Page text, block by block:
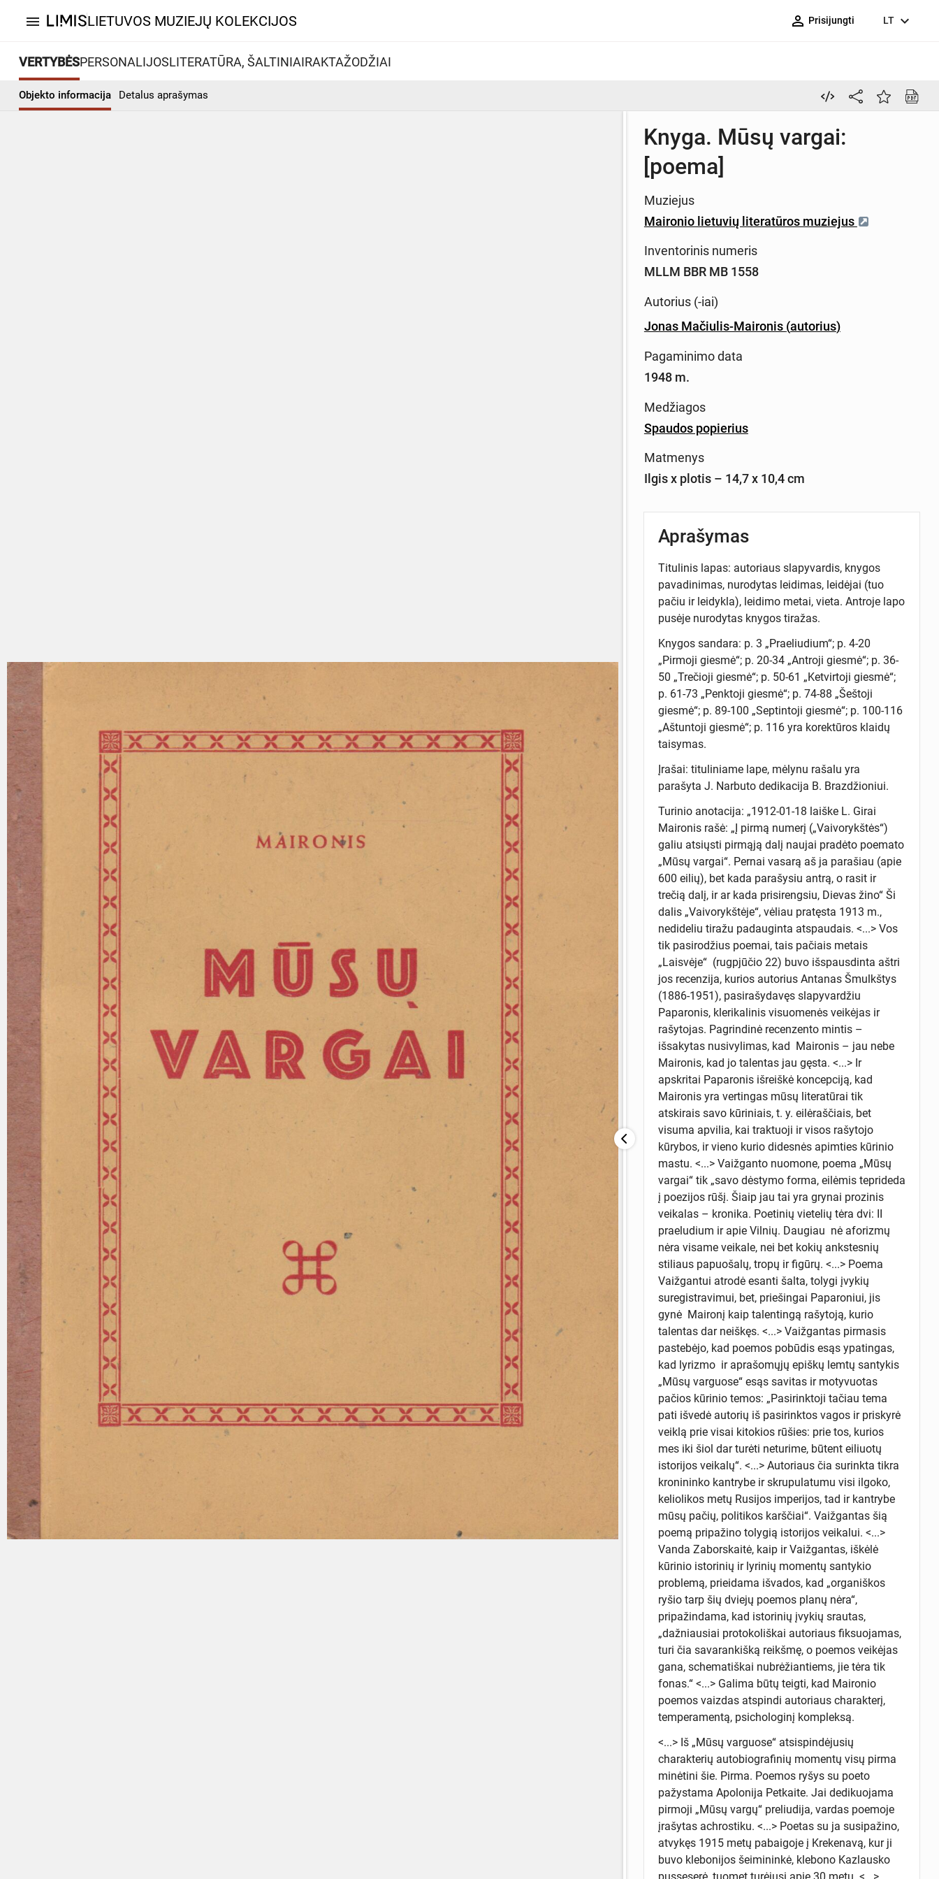
menu LIETUVOS MUZIEJŲ KOLEKCIJOS person_outline Prisijungti LT expand_more
VERTYBĖSPERSONALIJOSLITERATŪRA, ŠALTINIAIRAKTAŽODŽIAI
Objekto informacija Detalus aprašymas
Knyga. Mūsų vargai:
[poema]
Muziejus
Maironio lietuvių literatūros muziejus
Inventorinis numeris
MLLM BBR MB 1558
Autorius (-iai)
Jonas Mačiulis-Maironis (autorius)
Pagaminimo data
1948 m.
Medžiagos
Spaudos popierius
Matmenys
Ilgis x plotis – 14,7 x 10,4 cm
Aprašymas
Titulinis lapas: autoriaus slapyvardis, knygos
pavadinimas, nurodytas leidimas, leidėjai (tuo
pačiu ir leidykla), leidimo metai, vieta. Antroje lapo
pusėje nurodytas knygos tiražas.
Knygos sandara: p. 3 „Praeliudium“; p. 4-20
„Pirmoji giesmė“; p. 20-34 „Antroji giesmė“; p. 36-
50 „Trečioji giesmė“; p. 50-61 „Ketvirtoji giesmė“;
p. 61-73 „Penktoji giesmė“; p. 74-88 „Šeštoji
giesmė“; p. 89-100 „Septintoji giesmė“; p. 100-116
„Aštuntoji giesmė“; p. 116 yra korektūros klaidų
taisymas.
Įrašai: tituliniame lape, mėlynu rašalu yra
parašyta J. Narbuto dedikacija B. Brazdžioniui.
Turinio anotacija: „1912-01-18 laiške L. Girai
Maironis rašė: „Į pirmą numerį („Vaivorykštės“)
galiu atsiųsti pirmąją dalį naujai pradėto poemato
„Mūsų vargai“. Pernai vasarą aš ja parašiau (apie
600 eilių), bet kada parašysiu antrą, o rasit ir
trečią dalį, ir ar kada prisirengsiu, Dievas žino“ Ši
dalis „Vaivorykštėje“, vėliau pratęsta 1913 m.,
nedideliu tiražu padauginta atspaudais. <...> Vos
tik pasirodžius poemai, tais pačiais metais
„Laisvėje“ (rugpjūčio 22) buvo išspausdinta aštri
jos recenzija, kurios autorius Antanas Šmulkštys
(1886-1951), pasirašydavęs slapyvardžiu
Paparonis, klerikalinis visuomenės veikėjas ir
rašytojas. Pagrindinė recenzento mintis –
išsakytas nusivylimas, kad Maironis – jau nebe
Maironis, kad jo talentas jau gęsta. <...> Ir
apskritai Paparonis išreiškė koncepciją, kad
Maironis yra vertingas mūsų literatūrai tik
atskirais savo kūriniais, t. y. eilėraščiais, bet
visuma apvilia, kai traktuoji ir visos rašytojo
kūrybos, ir vieno kurio didesnės apimties kūrinio
mastu. <...> Vaižganto nuomone, poema „Mūsų
vargai“ tik „savo dėstymo forma, eilėmis teprideda
į poezijos rūšį. Šiaip jau tai yra grynai prozinis
veikalas – kronika. Poetinių vietelių tėra dvi: II
praeludium ir apie Vilnių. Daugiau nė aforizmų
nėra visame veikale, nei bet kokių ankstesnių
stiliaus papuošalų, tropų ir figūrų. <...> Poema
Vaižgantui atrodė esanti šalta, tolygi įvykių
suregistravimui, bet, priešingai Paparoniui, jis
gynė Maironį kaip talentingą rašytoją, kurio
talentas dar neiškęs. <...> Vaižgantas pirmasis
pastebėjo, kad poemos pobūdis esąs ypatingas,
kad lyrizmo ir aprašomųjų epiškų lemtų santykis
„Mūsų varguose“ esąs savitas ir motyvuotas
pačios kūrinio temos: „Pasirinktoji tačiau tema
pati išvedė autorių iš pasirinktos vagos ir priskyrė
veiklą prie visai kitokios rūšies: prie tos, kurios
mes iki šiol dar turėti neturime, būtent eiliuotų
istorijos veikalų“. <...> Autoriaus čia surinkta tikra
kronininko kantrybe ir skrupulatumu visi ilgoko,
keliolikos metų Rusijos imperijos, tad ir kantrybe
mūsų pačių, politikos karščiai“. Vaižgantas šią
poemą pripažino tolygią istorijos veikalui. <...>
Vanda Zaborskaitė, kaip ir Vaižgantas, iškėlė
kūrinio istorinių ir lyrinių momentų santykio
problemą, prieidama išvados, kad „organiškos
ryšio tarp šių dviejų poemos planų nėra“,
pripažindama, kad istorinių įvykių srautas,
„dažniausiai protokoliškai autoriaus fiksuojamas,
turi čia savarankišką reikšmę, o poemos veikėjas
gana, schematiškai nubrėžiantiems, jie tėra tik
fonas.“ <...> Galima būtų teigti, kad Maironio
poemos vaizdas atspindi autoriaus charakterį,
temperamentą, psichologinį kompleksą.
<...> Iš „Mūsų varguose“ atsispindėjusių
charakterių autobiografinių momentų visų pirma
minėtini šie. Pirma. Poemos ryšys su poeto
pažystama Apolonija Petkaite. Jai dedikuojama
pirmoji „Mūsų vargų“ preliudija, vardas poemoje
įrašytas achrostiku. <...> Poetas su ja susipažino,
atvykęs 1915 metų pabaigoje į Krekenavą, kur ji
buvo klebonijos šeimininkė, klebono Kazlausko